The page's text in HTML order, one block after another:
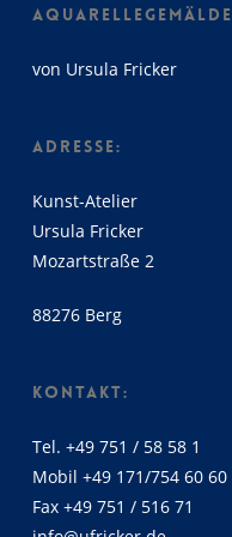
AQUARELLEGEMÄLDE
von Ursula Fricker
ADRESSE:
Kunst-Atelier
Ursula Fricker
Mozartstraße 2
88276 Berg
KONTAKT:
Tel. +49 751 / 58 58 1
Mobil +49 171/754 60 60
Fax +49 751 / 516 71